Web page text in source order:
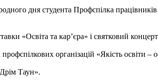
дня студента Профспілка працівників
«Освіта та кар’єра» і святковий
організацій «Якість освіти –
Таун».